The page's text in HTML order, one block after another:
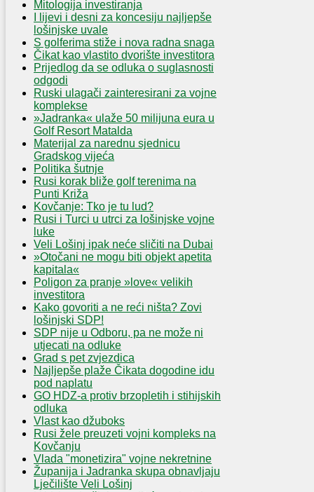
Mitologija investiranja
I lijevi i desni za koncesiju najljepše
lošinjske uvale
S golferima stiže i nova radna snaga
Čikat kao vlastito dvorište investitora
Prijedlog da se odluka o suglasnosti
odgodi
Ruski ulagači zainteresirani za vojne
komplekse
»Jadranka« ulaže 50 milijuna eura u
Golf Resort Matalda
Materijal za narednu sjednicu
Gradskog vijeća
Politika šutnje
Rusi korak bliže golf terenima na
Punti Križa
Kovčanje: Tko je tu lud?
Rusi i Turci u utrci za lošinjske vojne
luke
Veli Lošinj ipak neće sličiti na Dubai
»Otočani ne mogu biti objekt apetita
kapitala«
Poligon za pranje »love« velikih
investitora
Kako govoriti a ne reći ništa? Zovi
lošinjski SDP!
SDP nije u Odboru, pa ne može ni
utjecati na odluke
Grad s pet zvjezdica
Najljepše plaže Čikata dogodine idu
pod naplatu
GO HDZ-a protiv brzopletih i stihijskih
odluka
Vlast kao džuboks
Rusi žele preuzeti vojni kompleks na
Kovčanju
Vlada "monetizira" vojne nekretnine
Županija i Jadranka skupa obnavljaju
Lječilište Veli Lošinj